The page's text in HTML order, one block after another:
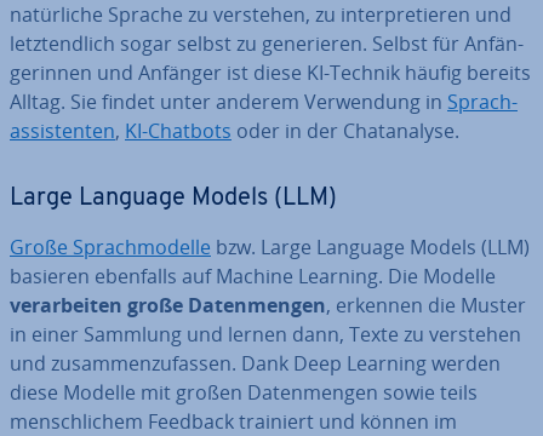
na­tür­li­che Sprache zu verstehen, zu in­ter­pre­tie­ren und
letzt­end­lich sogar selbst zu ge­ne­rie­ren. Selbst für An­fän­
ge­rin­nen und Anfänger ist diese KI-Technik häufig bereits
Alltag. Sie findet unter anderem Ver­wen­dung in Sprach­
as­sis­ten­ten, KI-Chatbots oder in der Chat­ana­ly­se.
Large Language Models (LLM)
Große Sprach­mo­del­le bzw. Large Language Models (LLM)
basieren ebenfalls auf Machine Learning. Die Modelle
ver­ar­bei­ten große Da­ten­men­gen, erkennen die Muster
in einer Sammlung und lernen dann, Texte zu verstehen
und zu­sam­men­zu­fas­sen. Dank Deep Learning werden
diese Modelle mit großen Da­ten­men­gen sowie teils
mensch­li­chem Feedback trainiert und können im